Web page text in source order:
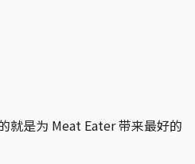
就是为 Meat Eater 带来最好的